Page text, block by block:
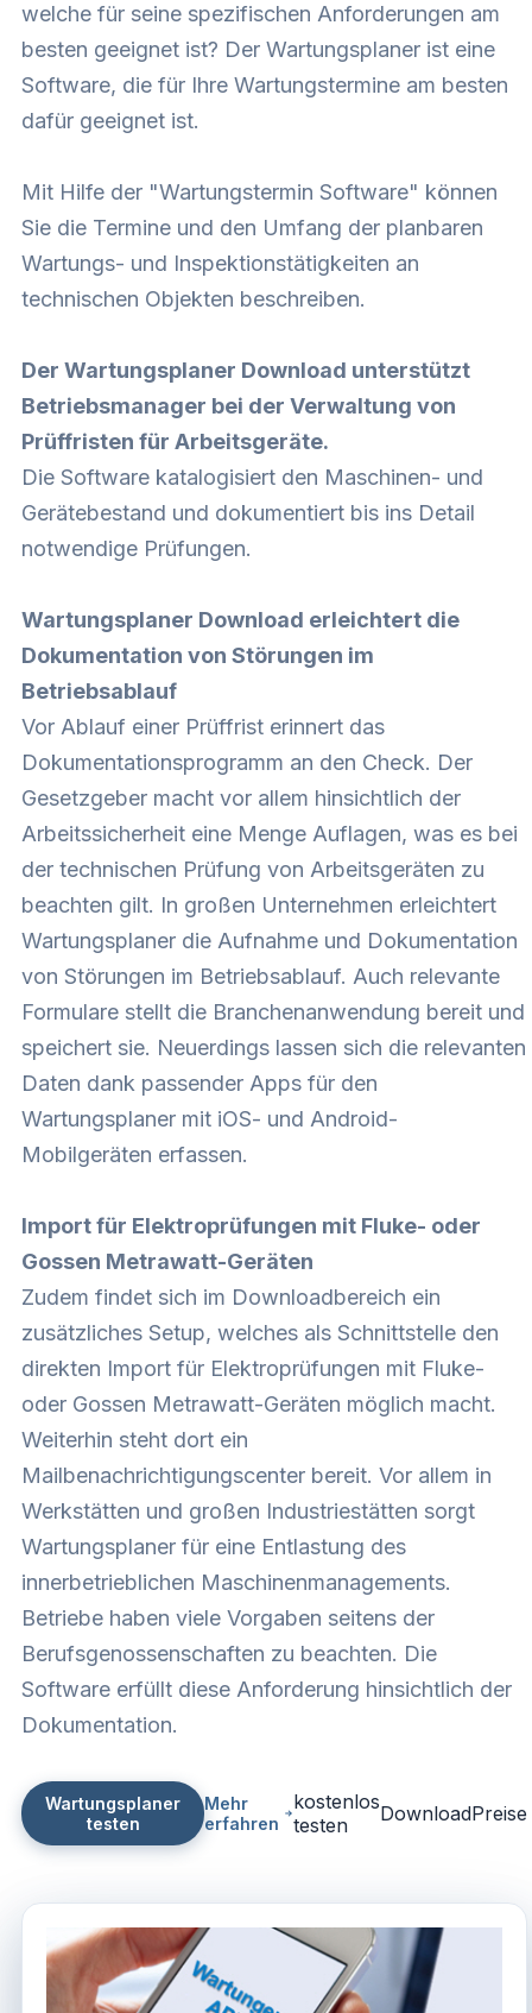
welche für seine spezifischen Anforderungen am
besten geeignet ist? Der Wartungsplaner ist eine
Software, die für Ihre Wartungstermine am besten
dafür geeignet ist.
Mit Hilfe der "Wartungstermin Software" können
Sie die Termine und den Umfang der planbaren
Wartungs- und Inspektionstätigkeiten an
technischen Objekten beschreiben.
Der Wartungsplaner Download unterstützt
Betriebsmanager bei der Verwaltung von
Prüffristen für Arbeitsgeräte.
Die Software katalogisiert den Maschinen- und
Gerätebestand und dokumentiert bis ins Detail
notwendige Prüfungen.
Wartungsplaner Download erleichtert die
Dokumentation von Störungen im
Betriebsablauf
Vor Ablauf einer Prüffrist erinnert das
Dokumentationsprogramm an den Check. Der
Gesetzgeber macht vor allem hinsichtlich der
Arbeitssicherheit eine Menge Auflagen, was es bei
der technischen Prüfung von Arbeitsgeräten zu
beachten gilt. In großen Unternehmen erleichtert
Wartungsplaner die Aufnahme und Dokumentation
von Störungen im Betriebsablauf. Auch relevante
Formulare stellt die Branchenanwendung bereit und
speichert sie. Neuerdings lassen sich die relevanten
Daten dank passender Apps für den
Wartungsplaner mit iOS- und Android-
Mobilgeräten erfassen.
Import für Elektroprüfungen mit Fluke- oder
Gossen Metrawatt-Geräten
Zudem findet sich im Downloadbereich ein
zusätzliches Setup, welches als Schnittstelle den
direkten Import für Elektroprüfungen mit Fluke-
oder Gossen Metrawatt-Geräten möglich macht.
Weiterhin steht dort ein
Mailbenachrichtigungscenter bereit. Vor allem in
Werkstätten und großen Industriestätten sorgt
Wartungsplaner für eine Entlastung des
innerbetrieblichen Maschinenmanagements.
Betriebe haben viele Vorgaben seitens der
Berufsgenossenschaften zu beachten. Die
Software erfüllt diese Anforderung hinsichtlich der
Dokumentation.
Wartungsplaner
testen
Mehr
erfahren
kostenlos
testen
DownloadPreise